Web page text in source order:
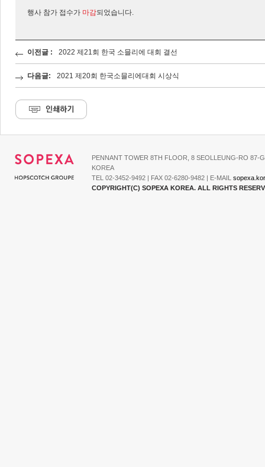
행사 참가 접수가 마감되었습니다.
이전글 : 2022 제21회 한국 소믈리에 대회 결선
다음글: 2021 제20회 한국소믈리에대회 시상식
PENNANT TOWER 8TH FLOOR, 8 SEOLLEUNG-RO 87-
KOREA
TEL 02-3452-9492 | FAX 02-6280-9482 | E-MAIL
COPYRIGHT(C) SOPEXA KOREA. ALL RIGHTS